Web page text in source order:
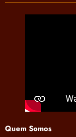
Quem Somos